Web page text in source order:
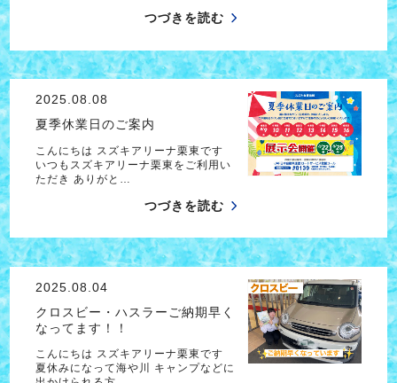
つづきを読む
2025.08.08
夏季休業日のご案内
こんにちは スズキアリーナ栗東です
いつもスズキアリーナ栗東をご利用い
ただき ありがと…
つづきを読む
2025.08.04
クロスビー・ハスラーご納期早く
なってます！！
こんにちは スズキアリーナ栗東です
夏休みになって海や川 キャンプなどに